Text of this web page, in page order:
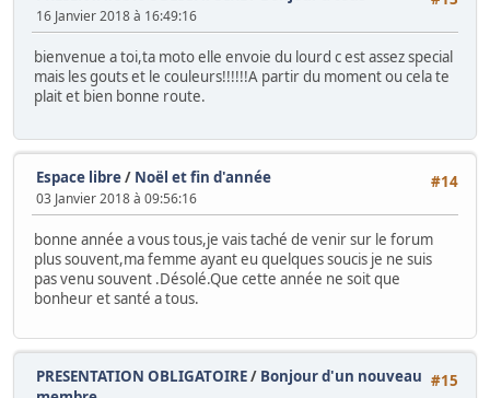
16 Janvier 2018 à 16:49:16
bienvenue a toi,ta moto elle envoie du lourd c est assez special
mais les gouts et le couleurs!!!!!!A partir du moment ou cela te
plait et bien bonne route.
#14
Espace libre/ Noël et fin d'année
03 Janvier 2018 à 09:56:16
bonne année a vous tous,je vais taché de venir sur le forum
plus souvent,ma femme ayant eu quelques soucis je ne suis
pas venu souvent .Désolé.Que cette année ne soit que
bonheur et santé a tous.
#15
PRESENTATION OBLIGATOIRE/ Bonjour d'un nouveau